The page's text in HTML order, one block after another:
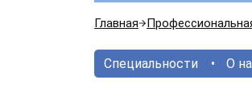
Главная
Специальности О